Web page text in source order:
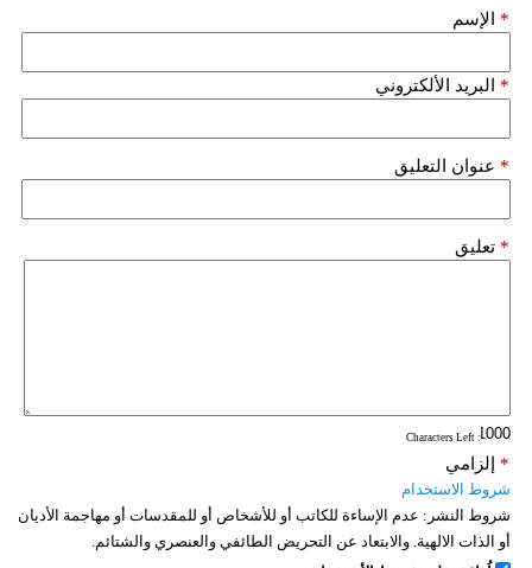
الإسم *
البريد الألكتروني *
عنوان التعليق *
تعليق *
: Characters Left
إلزامي *
شروط الاستخدام
شروط النشر: عدم الإساءة للكاتب أو للأشخاص أو للمقدسات أو مهاجمة الأديان
أو الذات الالهية. والابتعاد عن التحريض الطائفي والعنصري والشتائم.